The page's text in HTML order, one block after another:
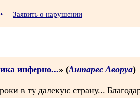
• Заявить о нарушении
инферно...» (Антарес Аворуа)
в ту далекую страну...